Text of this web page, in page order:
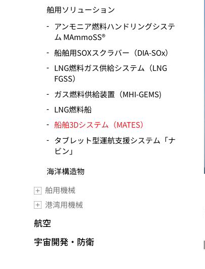
舶用ソリューション
アンモニア燃料ハンドリングシステ
ム MAmmoSS®
船舶用SOXスクラバー（DIA-SOx）
LNG燃料ガス供給システム（LNG
FGSS）
ガス燃料供給装置（MHI-GEMS)
LNG燃料船
船舶3Dシステム（MATES）
タブレット型運航支援システム「ナ
ビン」
海洋構造物
舶用機械
港湾用機械
航空
宇宙開発・防衛